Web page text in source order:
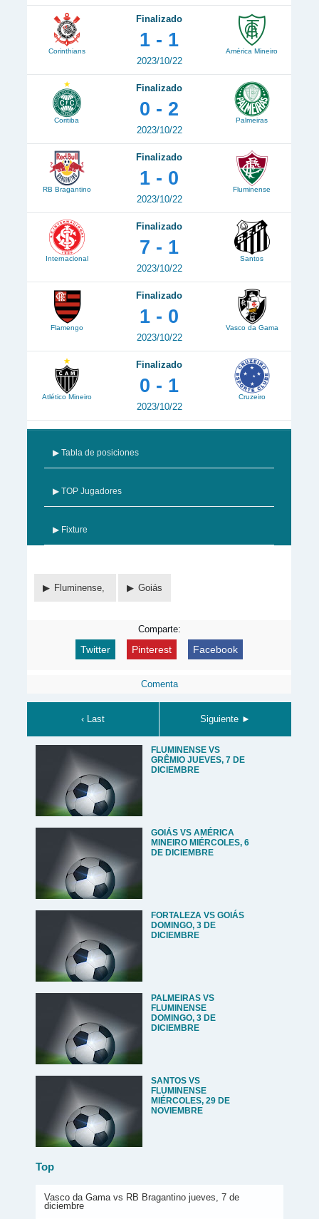
Corinthians
Finalizado
1 - 1
2023/10/22
América Mineiro
Coritiba
Finalizado
0 - 2
2023/10/22
Palmeiras
RB Bragantino
Finalizado
1 - 0
2023/10/22
Fluminense
Internacional
Finalizado
7 - 1
2023/10/22
Santos
Flamengo
Finalizado
1 - 0
2023/10/22
Vasco da Gama
Atlético Mineiro
Finalizado
0 - 1
2023/10/22
Cruzeiro
▶ Tabla de posiciones
▶ TOP Jugadores
▶ Fixture
Fluminense, Goiás
Comparte:
Twitter Pinterest Facebook
Comenta
‹ Last Siguiente ►
FLUMINENSE VS
GRÊMIO JUEVES, 7 DE
DICIEMBRE
GOIÁS VS AMÉRICA
MINEIRO MIÉRCOLES, 6
DE DICIEMBRE
FORTALEZA VS GOIÁS
DOMINGO, 3 DE
DICIEMBRE
PALMEIRAS VS
FLUMINENSE
DOMINGO, 3 DE
DICIEMBRE
SANTOS VS
FLUMINENSE
MIÉRCOLES, 29 DE
NOVIEMBRE
Top
Vasco da Gama vs RB Bragantino jueves, 7 de
diciembre